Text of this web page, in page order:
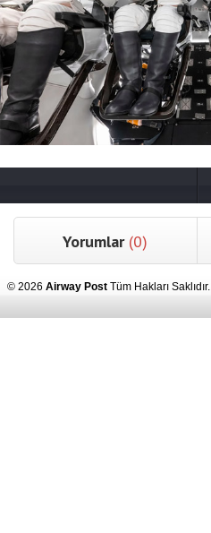
Yorumlar (0)
© 2026 Airway Post Tüm Hakları Saklıdır.